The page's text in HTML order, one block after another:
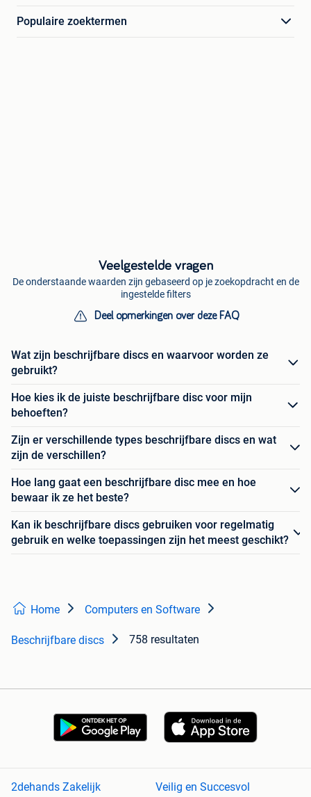
Populaire zoektermen
Veelgestelde vragen
De onderstaande waarden zijn gebaseerd op je zoekopdracht en de
ingestelde filters
Deel opmerkingen over deze FAQ
Wat zijn beschrijfbare discs en waarvoor worden ze
gebruikt?
Hoe kies ik de juiste beschrijfbare disc voor mijn
behoeften?
Zijn er verschillende types beschrijfbare discs en wat
zijn de verschillen?
Hoe lang gaat een beschrijfbare disc mee en hoe
bewaar ik ze het beste?
Kan ik beschrijfbare discs gebruiken voor regelmatig
gebruik en welke toepassingen zijn het meest geschikt?
Home Computers en Software
Beschrijfbare discs 758 resultaten
2dehands Zakelijk Veilig en Succesvol